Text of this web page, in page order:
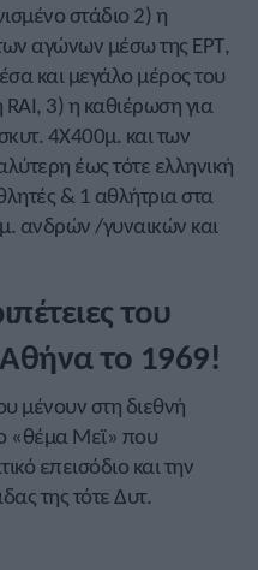
στάδιο 2) η
αγώνων μέσω της ΕΡΤ,
και μεγάλο μέρος του
3) η καθιέρωση για
4Χ400μ. και των
έως τότε ελληνική
& 1 αθλήτρια στα
ανδρών /γυναικών και
του
το 1969!
μένουν στη διεθνή
«θέμα Μεϊ» που
επεισόδιο και την
της τότε Δυτ.